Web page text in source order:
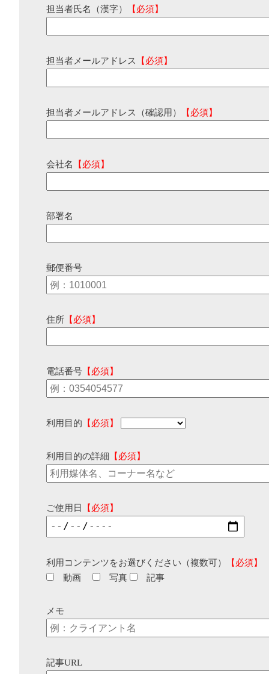
担当者氏名（漢字） 【必須】
担当者メールアドレス 【必須】
担当者メールアドレス（確認用） 【必須】
会社名 【必須】
部署名
郵便番号
住所 【必須】
電話番号 【必須】
利用目的 【必須】
利用目的の詳細 【必須】
ご使用日 【必須】
利用コンテンツをお選びください（複数可）
【必須】
動画
写真 記事
メモ
記事URL